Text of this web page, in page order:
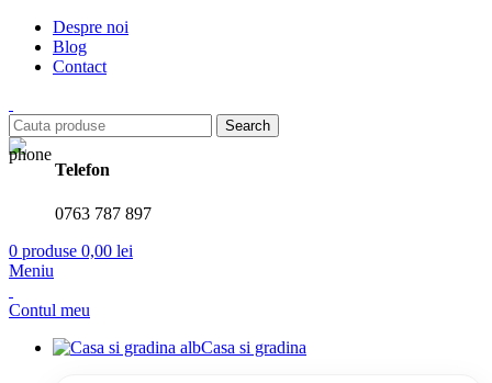
Despre noi
Blog
Contact
Search
Telefon
0763 787 897
0 produse 0,00 lei
Meniu
Contul meu
Casa si gradina